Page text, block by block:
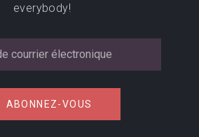
everybody!